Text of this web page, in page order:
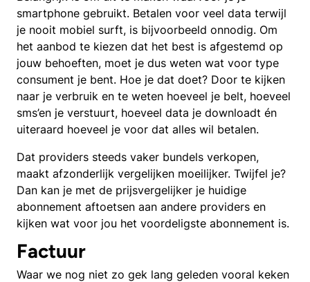
smartphone gebruikt. Betalen voor veel data terwijl
je nooit mobiel surft, is bijvoorbeeld onnodig. Om
het aanbod te kiezen dat het best is afgestemd op
jouw behoeften, moet je dus weten wat voor type
consument je bent. Hoe je dat doet? Door te kijken
naar je verbruik en te weten hoeveel je belt, hoeveel
sms’en je verstuurt, hoeveel data je downloadt én
uiteraard hoeveel je voor dat alles wil betalen.
Dat providers steeds vaker bundels verkopen,
maakt afzonderlijk vergelijken moeilijker. Twijfel je?
Dan kan je met de prijsvergelijker je huidige
abonnement aftoetsen aan andere providers en
kijken wat voor jou het voordeligste abonnement is.
Factuur
Waar we nog niet zo gek lang geleden vooral keken